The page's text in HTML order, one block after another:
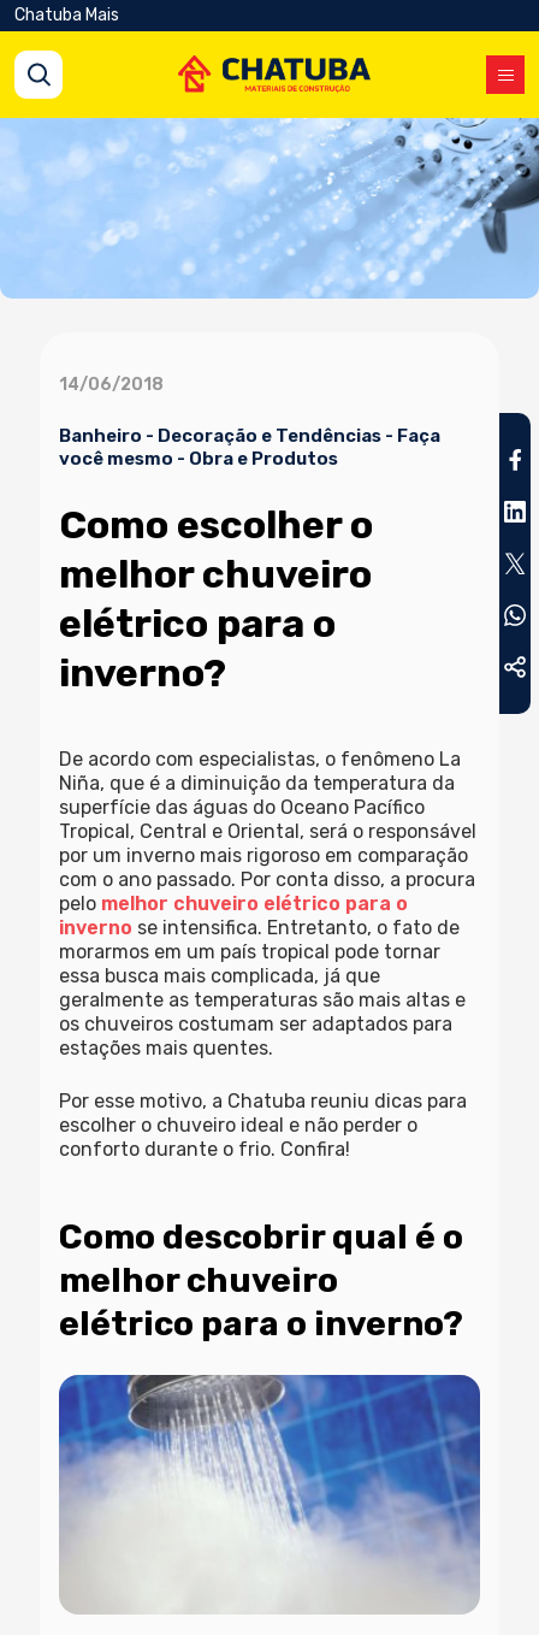
Chatuba Mais
14/06/2018
Banheiro - Decoração e Tendências - Faça
você mesmo - Obra e Produtos
Como escolher o
melhor chuveiro
elétrico para o
inverno?
De acordo com especialistas, o fenômeno La
Niña, que é a diminuição da temperatura da
superfície das águas do Oceano Pacífico
Tropical, Central e Oriental, será o responsável
por um inverno mais rigoroso em comparação
com o ano passado. Por conta disso, a procura
pelo melhor chuveiro elétrico para o
inverno se intensifica. Entretanto, o fato de
morarmos em um país tropical pode tornar
essa busca mais complicada, já que
geralmente as temperaturas são mais altas e
os chuveiros costumam ser adaptados para
estações mais quentes.
Por esse motivo, a Chatuba reuniu dicas para
escolher o chuveiro ideal e não perder o
conforto durante o frio. Confira!
Como descobrir qual é o
melhor chuveiro
elétrico para o inverno?